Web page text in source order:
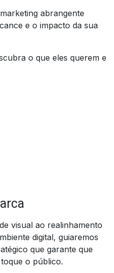
abrangente
e o impacto da sua
o que eles querem e
visual ao realinhamento
digital, guiaremos
que garante que
o público.